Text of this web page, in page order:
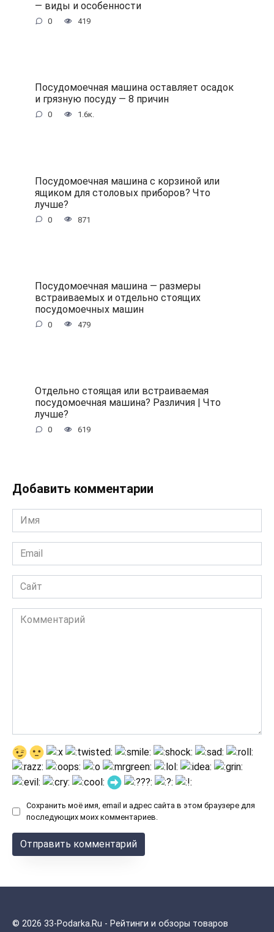
— виды и особенности
0 419
Посудомоечная машина оставляет осадок
и грязную посуду — 8 причин
0 1.6к.
Посудомоечная машина с корзиной или
ящиком для столовых приборов? Что
лучше?
0 871
Посудомоечная машина — размеры
встраиваемых и отдельно стоящих
посудомоечных машин
0 479
Отдельно стоящая или встраиваемая
посудомоечная машина? Различия | Что
лучше?
0 619
Добавить комментарии
Имя
*
Email
*
Сайт
Комментарий
Сохранить моё имя, email и адрес сайта в этом браузере для
последующих моих комментариев.
© 2026 33-Podarka.Ru - Рейтинги и обзоры товаров